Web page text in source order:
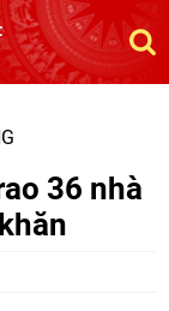
36 nhà